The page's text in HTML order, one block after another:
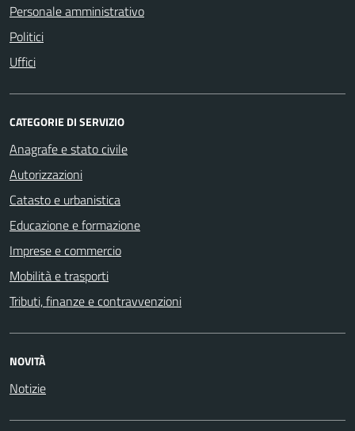
Personale amministrativo
Politici
Uffici
CATEGORIE DI SERVIZIO
Anagrafe e stato civile
Autorizzazioni
Catasto e urbanistica
Educazione e formazione
Imprese e commercio
Mobilità e trasporti
Tributi, finanze e contravvenzioni
NOVITÀ
Notizie